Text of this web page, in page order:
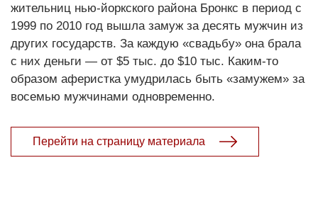
жительниц нью-йоркского района Бронкс в период с
1999 по 2010 год вышла замуж за десять мужчин из
других государств. За каждую «свадьбу» она брала
с них деньги — от $5 тыс. до $10 тыс. Каким-то
образом аферистка умудрилась быть «замужем» за
восемью мужчинами одновременно.
Перейти на страницу материала